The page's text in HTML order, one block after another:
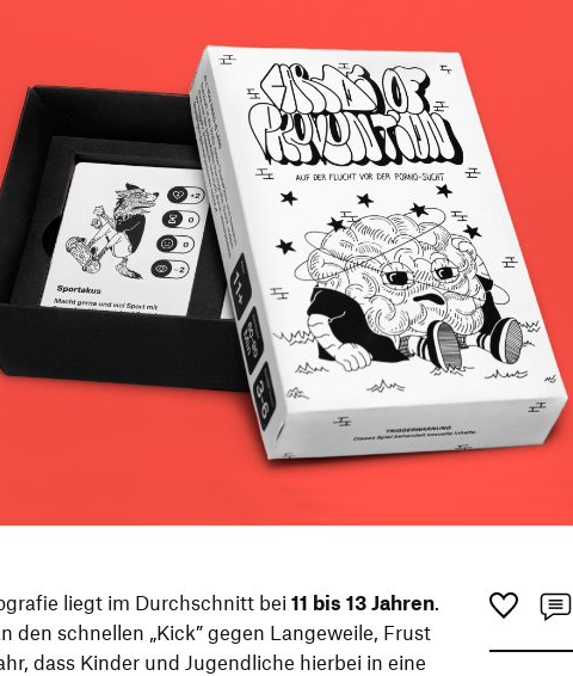
liegt im Durchschnitt bei 11 bis 13 Jahren.
den schnellen „Kick” gegen Langeweile, Frust
dass Kinder und Jugendliche hierbei in eine